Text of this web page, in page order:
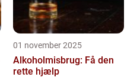
01 november 2025
Alkoholmisbrug: Få den
rette hjælp